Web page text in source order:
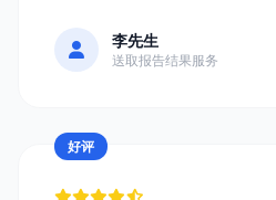
李先生
送取报告结果服务
好评